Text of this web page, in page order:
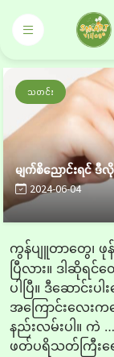
သတင်း
မျက်စိညောင်းရင် ဒီ
2024-06-04
ကွန်ပျူတာတွေ၊ ဖု
ပြီလား။ ဒါဆိုရ
ပါပြီ။ ဒီဆောင်း
အကြောင်းလေးက
နည်းလမ်းပါ။ ကဲ
ဖတ်ပရိသတ်ကြီးရ